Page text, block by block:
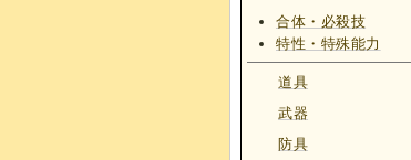
合体・必殺技
特性・特殊能力
道具
武器
防具